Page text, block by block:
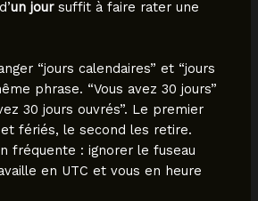
un joursuffit à faire rater une
“jours calendaires” et “jours
phrase. “Vous avez 30 jours”
30 jours ouvrés”. Le premier
fériés, le second les retire.
fréquente : ignorer le fuseau
en UTC et vous en heure